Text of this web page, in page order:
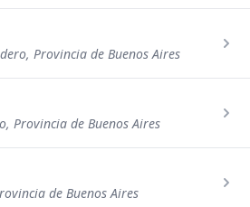
Provincia de Buenos Aires
Provincia de Buenos Aires
de Buenos Aires